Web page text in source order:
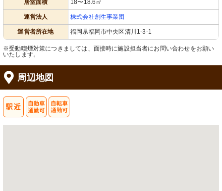
居室面積 18〜18.6㎡
運営法人 株式会社創生事業団
運営者所在地 福岡県福岡市中央区清川1-3-1
※受動喫煙対策につきましては、面接時に施設担当者にお問い合わせをお願い
いたします。
周辺地図